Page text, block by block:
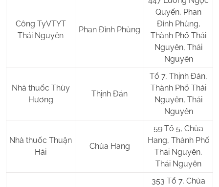
Công TyVTYT
Thái Nguyên
Phan Đình Phùng
Quyến, Phan
Đình Phùng,
Thành Phố Thái
Nguyên, Thái
Nguyên
Nhà thuốc Thùy
Hương
Thịnh Đán
Tổ 7, Thịnh Đán,
Thành Phố Thái
Nguyên, Thái
Nguyên
Nhà thuốc Thuận
Hải
Chùa Hang
59 Tổ 5, Chùa
Hang, Thành Phố
Thái Nguyên,
Thái Nguyên
353 Tổ 7, Chùa